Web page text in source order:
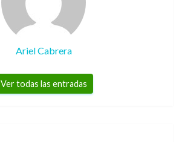
Ariel Cabrera
Ver todas las entradas